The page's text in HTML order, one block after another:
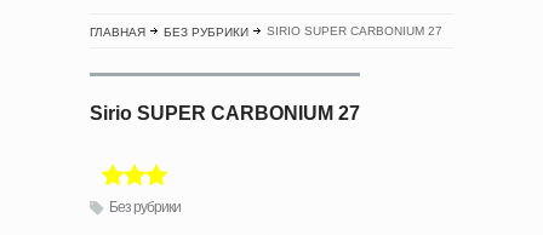
ГЛАВНАЯ БЕЗ РУБРИКИ SIRIO SUPER CARBONIUM 27
Sirio SUPER CARBONIUM 27
Без рубрики